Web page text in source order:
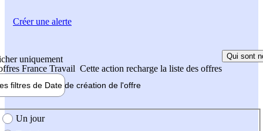
uniquement
France Travail Cette action recharge la liste des offres
Qui sont
filtres de Date de création de l'offre
création de l'offre
Un jour
Créer une alerte